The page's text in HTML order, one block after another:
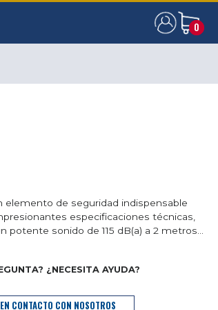
0
0
elemento de seguridad indispensable
especificaciones técnicas,
potente sonido de 115 dB(a) a 2 metros...
¿NECESITA AYUDA?
CONTACTO CON NOSOTROS